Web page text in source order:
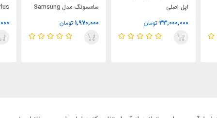
اپل اصلی
33,000,000 تومان
سامسونگ مدل Samsung
25W Adapter EP-T2510
1,970,000 تومان